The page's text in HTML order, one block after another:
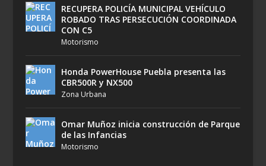
RECUPERA POLICÍA MUNICIPAL VEHÍCULO
ROBADO TRAS PERSECUCIÓN COORDINADA
CON C5
Motorismo
Honda PowerHouse Puebla presenta las
CBR500R y NX500
Zona Urbana
Omar Muñoz inicia construcción de Parque
de las Infancias
Motorismo